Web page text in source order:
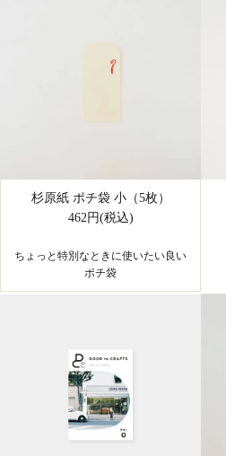
杉原紙 ポチ袋 小（5枚）
462円(税込)
ちょっと特別なときに使いたい良い
ポチ袋